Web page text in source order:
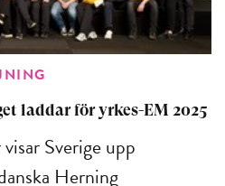
laddar för yrkes-EM 2025
Sverige upp
Herning